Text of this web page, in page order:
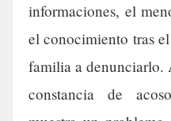
informaciones, el
el conocimiento tras
familia a denunciarlo.
constancia de